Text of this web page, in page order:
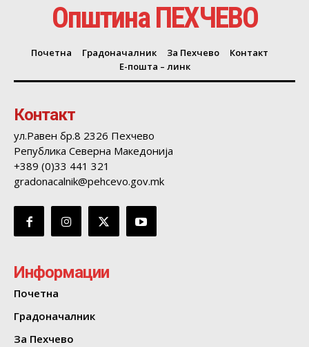
Општина ПЕХЧЕВО
Почетна Градоначалник За Пехчево
Контакт
Е-пошта – линк
Контакт
ул.Равен бр.8 2326 Пехчево
Република Северна Македонија
+389 (0)33 441 321
gradonacalnik@pehcevo.gov.mk
Информации
Почетна
Градоначалник
За Пехчево